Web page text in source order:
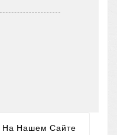
На Нашем Сайте